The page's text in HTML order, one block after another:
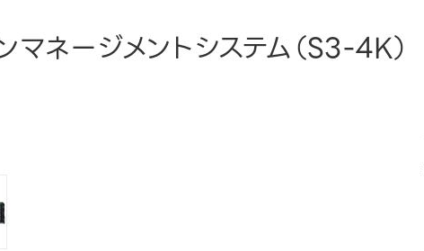
マネージメントシステム（S3-4K）